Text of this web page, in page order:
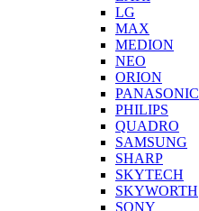
LG
MAX
MEDION
NEO
ORION
PANASONIC
PHILIPS
QUADRO
SAMSUNG
SHARP
SKYTECH
SKYWORTH
SONY